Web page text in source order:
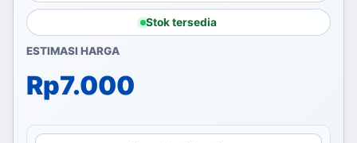
Stok tersedia
ESTIMASI HARGA
Rp7.000